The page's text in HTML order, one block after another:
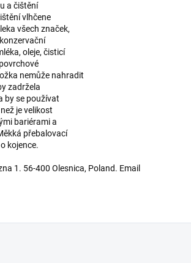
a čištění
vlhčene
všech značek,
oleje, čisticí
nemůže nahradit
zadržela
by se používat
je velikost
bariérami a
přebalovací
kojence.
1. 56-400 Olesnica, Poland. Email